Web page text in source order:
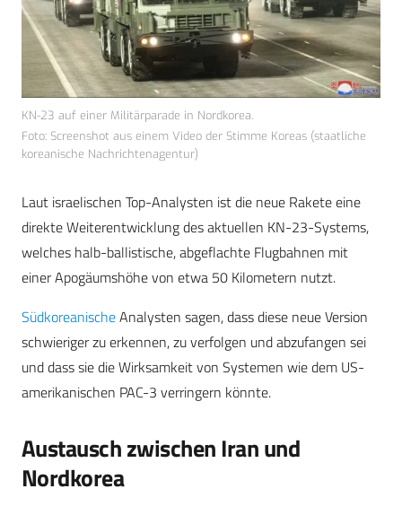
KN-23 auf einer Militärparade in Nordkorea.
Foto: Screenshot aus einem Video der Stimme Koreas (staatliche
koreanische Nachrichtenagentur)
Laut israelischen Top-Analysten ist die neue Rakete eine
direkte Weiterentwicklung des aktuellen KN-23-Systems,
welches halb-ballistische, abgeflachte Flugbahnen mit
einer Apogäumshöhe von etwa 50 Kilometern nutzt.
SüdkoreanischeAnalysten sagen, dass diese neue Version
schwieriger zu erkennen, zu verfolgen und abzufangen sei
und dass sie die Wirksamkeit von Systemen wie dem US-
amerikanischen PAC-3 verringern könnte.
Austausch zwischen Iran und
Nordkorea